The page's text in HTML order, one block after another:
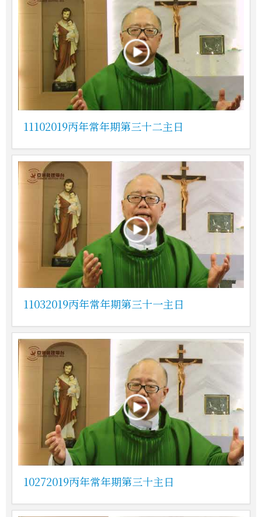
11102019丙年常年期第三十二主日
11032019丙年常年期第三十一主日
10272019丙年常年期第三十主日